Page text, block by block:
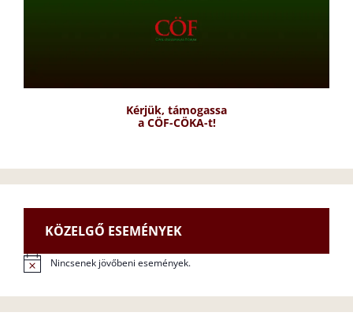
Kérjük, támogassa
a CÖF-CÖKA-t!
KÖZELGŐ ESEMÉNYEK
N
t
Nincsenek jövőbeni események.